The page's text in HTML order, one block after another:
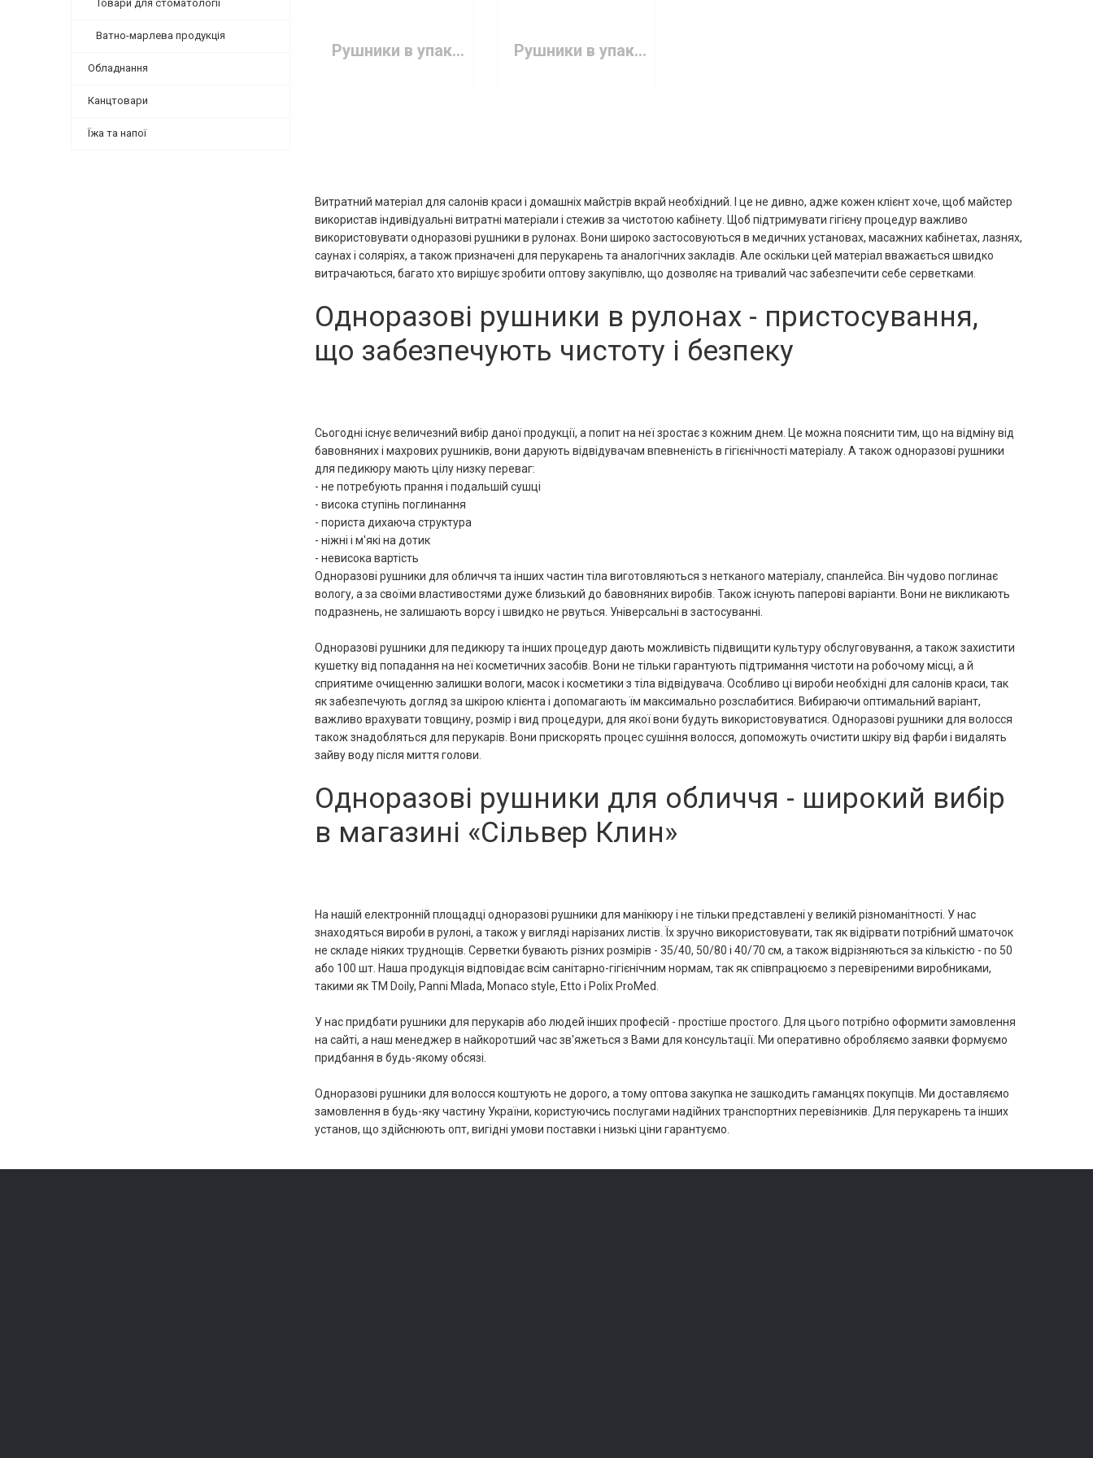
Товари для стоматології
Ватно-марлева продукція
Обладнання
Канцтовари
Їжа та напої
Рушники в упаковці Doily 40х70 см з спанлейса 100 штук Рушники в упаковці Panni Mlada 35х40 см з спанлейса 100 штук
Витратний матеріал для салонів краси і домашніх майстрів вкрай необхідний. І це не дивно, адже кожен клієнт хоче, щоб майстер
використав індивідуальні витратні матеріали і стежив за чистотою кабінету. Щоб підтримувати гігієну процедур важливо
використовувати одноразові рушники в рулонах. Вони широко застосовуються в медичних установах, масажних кабінетах, лазнях,
саунах і соляріях, а також призначені для перукарень та аналогічних закладів. Але оскільки цей матеріал вважається швидко
витрачаються, багато хто вирішує зробити оптову закупівлю, що дозволяє на тривалий час забезпечити себе серветками.
Одноразові рушники в рулонах - пристосування,
що забезпечують чистоту і безпеку
Сьогодні існує величезний вибір даної продукції, а попит на неї зростає з кожним днем. Це можна пояснити тим, що на відміну від
бавовняних і махрових рушників, вони дарують відвідувачам впевненість в гігієнічності матеріалу. А також одноразові рушники
для педикюру мають цілу низку переваг:
- не потребують прання і подальшій сушці
- висока ступінь поглинання
- пориста дихаюча структура
- ніжні і м'які на дотик
- невисока вартість
Одноразові рушники для обличчя та інших частин тіла виготовляються з нетканого матеріалу, спанлейса. Він чудово поглинає
вологу, а за своїми властивостями дуже близький до бавовняних виробів. Також існують паперові варіанти. Вони не викликають
подразнень, не залишають ворсу і швидко не рвуться. Універсальні в застосуванні.
Одноразові рушники для педикюру та інших процедур дають можливість підвищити культуру обслуговування, а також захистити
кушетку від попадання на неї косметичних засобів. Вони не тільки гарантують підтримання чистоти на робочому місці, а й
сприятиме очищенню залишки вологи, масок і косметики з тіла відвідувача. Особливо ці вироби необхідні для салонів краси, так
як забезпечують догляд за шкірою клієнта і допомагають їм максимально розслабитися. Вибираючи оптимальний варіант,
важливо врахувати товщину, розмір і вид процедури, для якої вони будуть використовуватися. Одноразові рушники для волосся
також знадобляться для перукарів. Вони прискорять процес сушіння волосся, допоможуть очистити шкіру від фарби і видалять
зайву воду після миття голови.
Одноразові рушники для обличчя - широкий вибір
в магазині «Сільвер Клин»
На нашій електронній площадці одноразові рушники для манікюру і не тільки представлені у великій різноманітності. У нас
знаходяться вироби в рулоні, а також у вигляді нарізаних листів. Їх зручно використовувати, так як відірвати потрібний шматочок
не складе ніяких труднощів. Серветки бувають різних розмірів - 35/40, 50/80 і 40/70 см, а також відрізняються за кількістю - по 50
або 100 шт. Наша продукція відповідає всім санітарно-гігієнічним нормам, так як співпрацюємо з перевіреними виробниками,
такими як ТМ Doily, Panni Mlada, Monaco style, Etto і Polix ProMed.
У нас придбати рушники для перукарів або людей інших професій - простіше простого. Для цього потрібно оформити замовлення
на сайті, а наш менеджер в найкоротший час зв'яжеться з Вами для консультації. Ми оперативно обробляємо заявки формуємо
придбання в будь-якому обсязі.
Одноразові рушники для волосся коштують не дорого, а тому оптова закупка не зашкодить гаманцях покупців. Ми доставляємо
замовлення в будь-яку частину України, користуючись послугами надійних транспортних перевізників. Для перукарень та інших
установ, що здійснюють опт, вигідні умови поставки і низькі ціни гарантуємо.